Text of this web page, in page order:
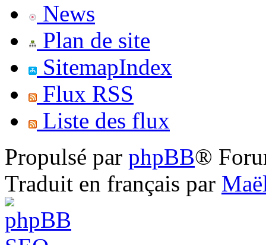
News
Plan de site
SitemapIndex
Flux RSS
Liste des flux
Propulsé par phpBB®
Traduit en français par